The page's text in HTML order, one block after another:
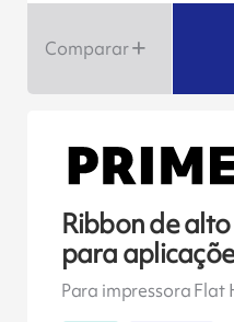
Comparar
Ribbon de
para
Para impressora Flat